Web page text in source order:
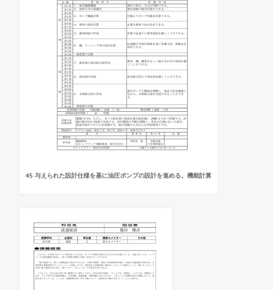
45 与えられた設計仕様を基に油圧ポンプの設計を進める。機能計算